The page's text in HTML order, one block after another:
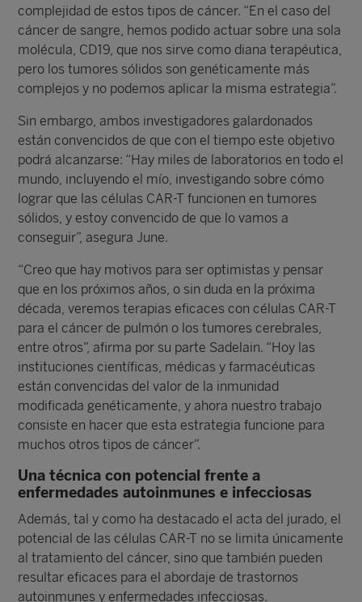
complejidad de estos tipos de cáncer. “En el caso del
cáncer de sangre, hemos podido actuar sobre una sola
molécula, CD19, que nos sirve como diana terapéutica,
pero los tumores sólidos son genéticamente más
complejos y no podemos aplicar la misma estrategia”.
Sin embargo, ambos investigadores galardonados
están convencidos de que con el tiempo este objetivo
podrá alcanzarse: “Hay miles de laboratorios en todo el
mundo, incluyendo el mío, investigando sobre cómo
lograr que las células CAR-T funcionen en tumores
sólidos, y estoy convencido de que lo vamos a
conseguir”, asegura June.
“Creo que hay motivos para ser optimistas y pensar
que en los próximos años, o sin duda en la próxima
década, veremos terapias eficaces con células CAR-T
para el cáncer de pulmón o los tumores cerebrales,
entre otros”, afirma por su parte Sadelain. “Hoy las
instituciones científicas, médicas y farmacéuticas
están convencidas del valor de la inmunidad
modificada genéticamente, y ahora nuestro trabajo
consiste en hacer que esta estrategia funcione para
muchos otros tipos de cáncer”.
Una técnica con potencial frente a
enfermedades autoinmunes e infecciosas
Además, tal y como ha destacado el acta del jurado, el
potencial de las células CAR-T no se limita únicamente
al tratamiento del cáncer, sino que también pueden
resultar eficaces para el abordaje de trastornos
autoinmunes y enfermedades infecciosas.